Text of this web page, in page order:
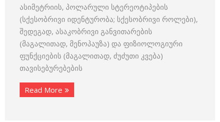
ასიმეტრიის, პოლარული სტერეოტიპების
(სქესობრივი იდენტურობა; სქესობრივი როლები),
შედეგად, ასაკობრივი განვითარების
(მაგალითად, მენოპაუზა) და ფიზიოლოგიური
ფუნქციების (მაგალითად, ძუძუთი კვება)
თავისებურებების
Read More